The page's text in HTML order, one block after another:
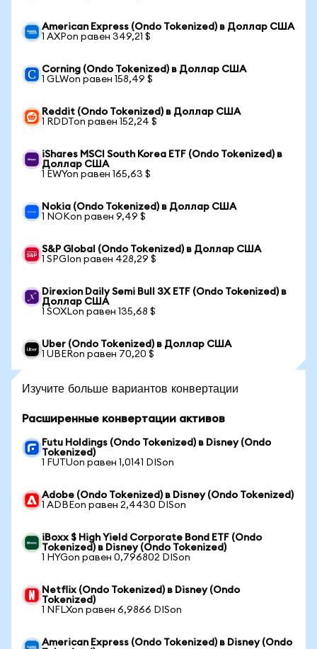
American Express (Ondo Tokenized) в Доллар США
1 AXPon равен 349,21 $
Corning (Ondo Tokenized) в Доллар США
1 GLWon равен 158,49 $
Reddit (Ondo Tokenized) в Доллар США
1 RDDTon равен 152,24 $
iShares MSCI South Korea ETF (Ondo Tokenized) в
Доллар США
1 EWYon равен 165,63 $
Nokia (Ondo Tokenized) в Доллар США
1 NOKon равен 9,49 $
S&P Global (Ondo Tokenized) в Доллар США
1 SPGIon равен 428,29 $
Direxion Daily Semi Bull 3X ETF (Ondo Tokenized) в
Доллар США
1 SOXLon равен 135,68 $
Uber (Ondo Tokenized) в Доллар США
1 UBERon равен 70,20 $
Изучите больше вариантов конвертации
Расширенные конвертации активов
Futu Holdings (Ondo Tokenized) в Disney (Ondo
Tokenized)
1 FUTUon равен 1,0141 DISon
Adobe (Ondo Tokenized) в Disney (Ondo Tokenized)
1 ADBEon равен 2,4430 DISon
iBoxx $ High Yield Corporate Bond ETF (Ondo
Tokenized) в Disney (Ondo Tokenized)
1 HYGon равен 0,796802 DISon
Netflix (Ondo Tokenized) в Disney (Ondo
Tokenized)
1 NFLXon равен 6,9866 DISon
American Express (Ondo Tokenized) в Disney (Ondo